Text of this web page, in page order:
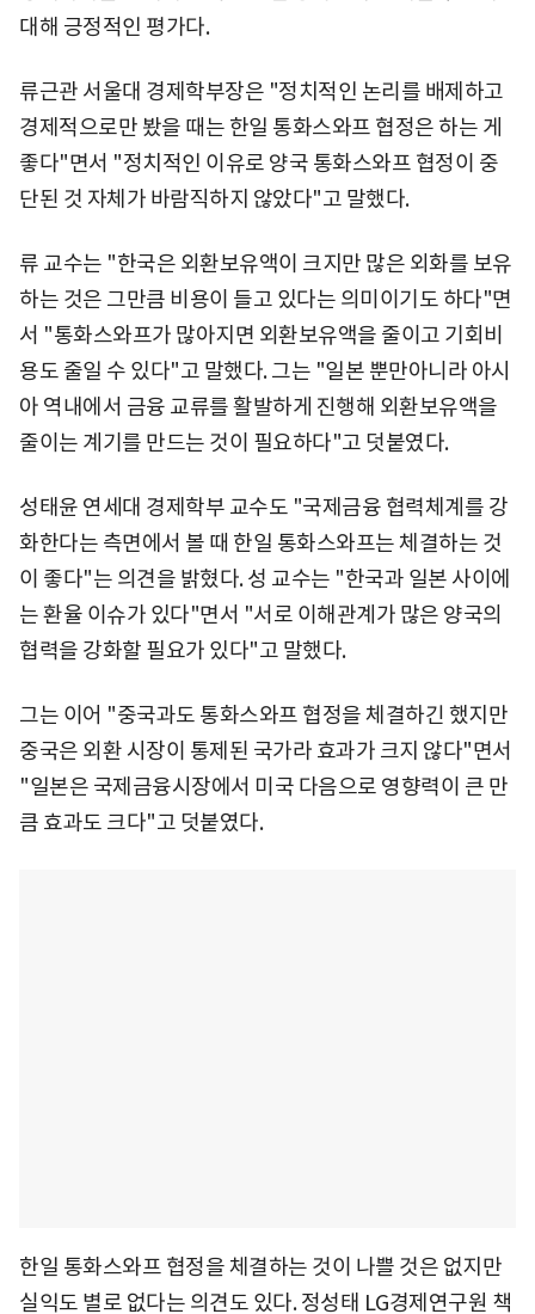
대해 긍정적인 평가다.
류근관 서울대 경제학부장은 "정치적인 논리를 배제하고
경제적으로만 봤을 때는 한일 통화스와프 협정은 하는 게
좋다"면서 "정치적인 이유로 양국 통화스와프 협정이 중
단된 것 자체가 바람직하지 않았다"고 말했다.
류 교수는 "한국은 외환보유액이 크지만 많은 외화를 보유
하는 것은 그만큼 비용이 들고 있다는 의미이기도 하다"면
서 "통화스와프가 많아지면 외환보유액을 줄이고 기회비
용도 줄일 수 있다"고 말했다. 그는 "일본 뿐만아니라 아시
아 역내에서 금융 교류를 활발하게 진행해 외환보유액을
줄이는 계기를 만드는 것이 필요하다"고 덧붙였다.
성태윤 연세대 경제학부 교수도 "국제금융 협력체계를 강
화한다는 측면에서 볼 때 한일 통화스와프는 체결하는 것
이 좋다"는 의견을 밝혔다. 성 교수는 "한국과 일본 사이에
는 환율 이슈가 있다"면서 "서로 이해관계가 많은 양국의
협력을 강화할 필요가 있다"고 말했다.
그는 이어 "중국과도 통화스와프 협정을 체결하긴 했지만
중국은 외환 시장이 통제된 국가라 효과가 크지 않다"면서
"일본은 국제금융시장에서 미국 다음으로 영향력이 큰 만
큼 효과도 크다"고 덧붙였다.
한일 통화스와프 협정을 체결하는 것이 나쁠 것은 없지만
실익도 별로 없다는 의견도 있다. 정성태 LG경제연구원 책